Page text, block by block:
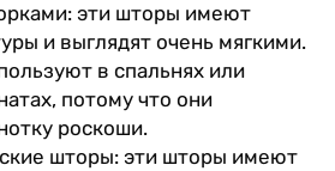
эти шторы имеют
и выглядят очень мягкими.
в спальнях или
потому что они
роскоши.
шторы: эти шторы имеют